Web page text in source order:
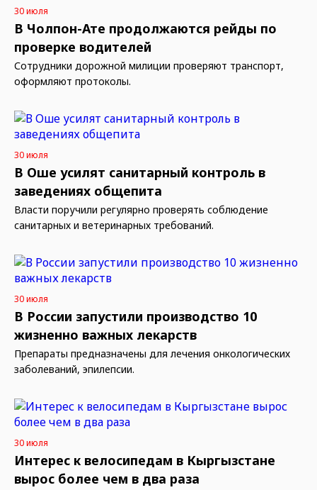
30 июля
В Чолпон-Ате продолжаются рейды по
проверке водителей
Сотрудники дорожной милиции проверяют транспорт,
оформляют протоколы.
30 июля
В Оше усилят санитарный контроль в
заведениях общепита
Власти поручили регулярно проверять соблюдение
санитарных и ветеринарных требований.
30 июля
В России запустили производство 10
жизненно важных лекарств
Препараты предназначены для лечения онкологических
заболеваний, эпилепсии.
30 июля
Интерес к велосипедам в Кыргызстане
вырос более чем в два раза